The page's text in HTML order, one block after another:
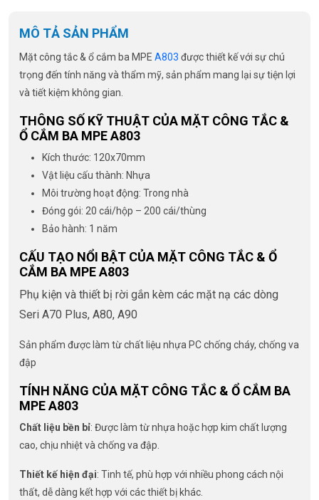
MÔ TẢ SẢN PHẨM
Mặt công tắc & ổ cắm ba MPE A803 được thiết kế với sự chú
trọng đến tính năng và thẩm mỹ, sản phẩm mang lại sự tiện lợi
và tiết kiệm không gian.
THÔNG SỐ KỸ THUẬT CỦA MẶT CÔNG TẮC &
Ổ CẮM BA MPE A803
Kích thước: 120x70mm
Vật liệu cấu thành: Nhựa
Môi trường hoạt động: Trong nhà
Đóng gói: 20 cái/hộp – 200 cái/thùng
Bảo hành: 1 năm
CẤU TẠO NỔI BẬT CỦA MẶT CÔNG TẮC & Ổ
CẮM BA MPE A803
Phụ kiện và thiết bị rời gắn kèm các mặt nạ các dòng
Seri A70 Plus, A80, A90
Sản phẩm được làm từ chất liệu nhựa PC chống cháy, chống va
đập
TÍNH NĂNG CỦA MẶT CÔNG TẮC & Ổ CẮM BA
MPE A803
Chất liệu bền bỉ: Được làm từ nhựa hoặc hợp kim chất lượng
cao, chịu nhiệt và chống va đập.
Thiết kế hiện đại: Tinh tế, phù hợp với nhiều phong cách nội
thất, dễ dàng kết hợp với các thiết bị khác.